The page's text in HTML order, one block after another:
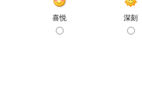
喜悦 深刻